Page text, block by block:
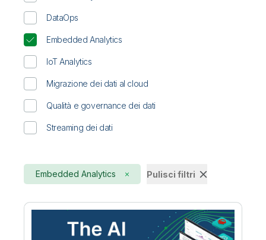
DataOps
Embedded Analytics
IoT Analytics
Migrazione dei dati al cloud
Qualità e governance dei dati
Streaming dei dati
Embedded Analytics Pulisci filtri